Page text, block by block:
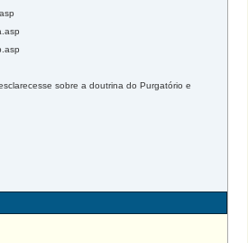
sobre a doutrina do Purgatório e